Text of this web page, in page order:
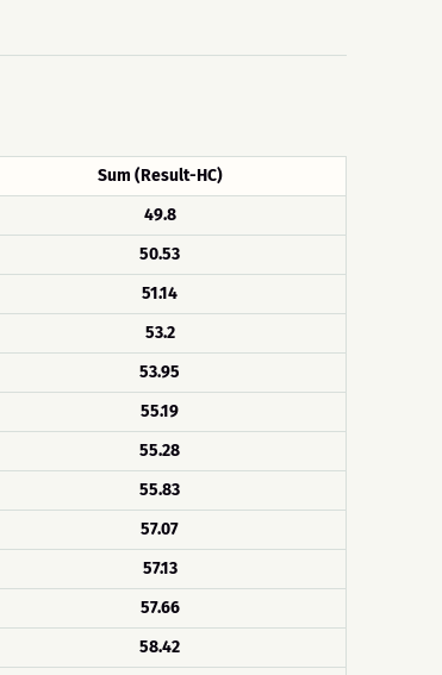
Sum (Result-HC)
49.8
50.53
51.14
53.2
53.95
55.19
55.28
55.83
57.07
57.13
57.66
58.42